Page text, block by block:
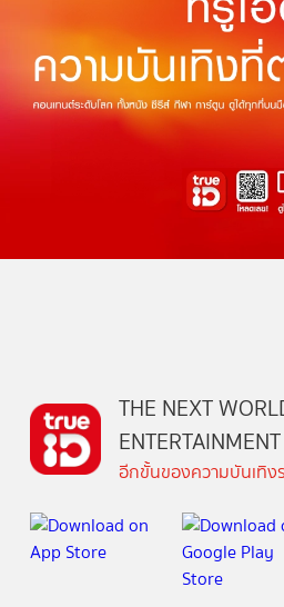
THE NEXT
ENTERTAINMENT
อีกขั้นของความบันเทิง